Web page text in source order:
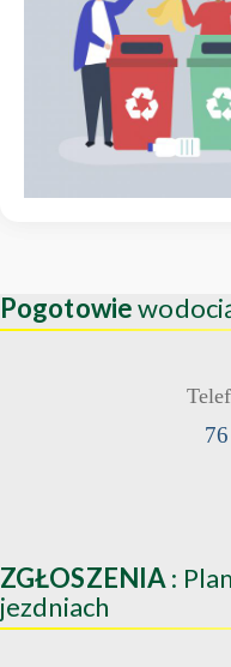
Pogotowie
ZGŁOSZENIA :
jezdniach